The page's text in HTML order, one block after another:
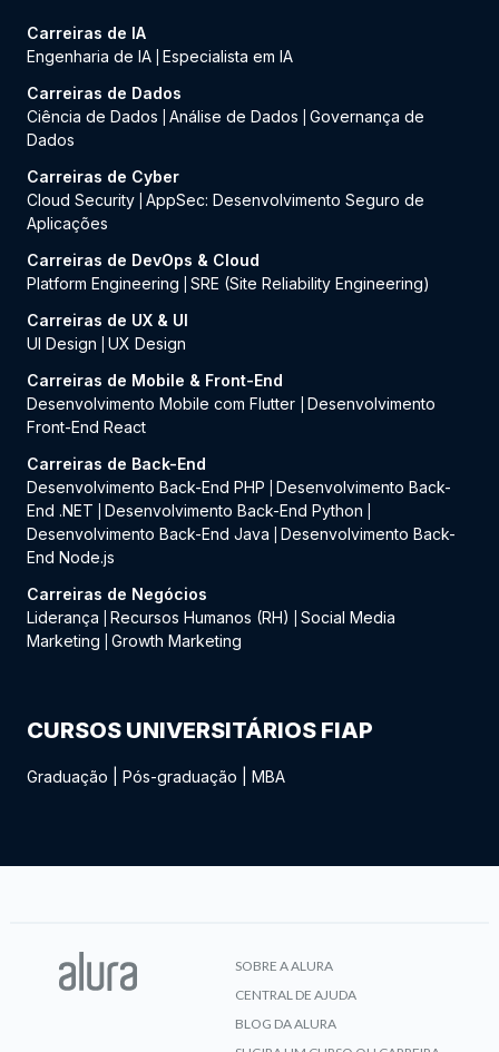
Carreiras de IA
Engenharia de IA Especialista em IA
Carreiras de Dados
Ciência de Dados
Análise de Dados
Governança de
Dados
Carreiras de Cyber
Cloud Security AppSec: Desenvolvimento Seguro de
Aplicações
Carreiras de DevOps & Cloud
Platform Engineering
SRE (Site Reliability Engineering)
Carreiras de UX & UI
UI Design
UX Design
Carreiras de Mobile & Front-End
Desenvolvimento Mobile com Flutter
Desenvolvimento
Front-End React
Carreiras de Back-End
Desenvolvimento Back-End PHP
Desenvolvimento Back-
End .NET
Desenvolvimento Back-End Python
Desenvolvimento Back-End Java
Desenvolvimento Back-
End Node.js
Carreiras de Negócios
Liderança
Recursos Humanos (RH)
Social Media
Marketing
Growth Marketing
CURSOS UNIVERSITÁRIOS FIAP
Graduação Pós-graduação MBA
SOBRE A ALURA
CENTRAL DE AJUDA
BLOG DA ALURA